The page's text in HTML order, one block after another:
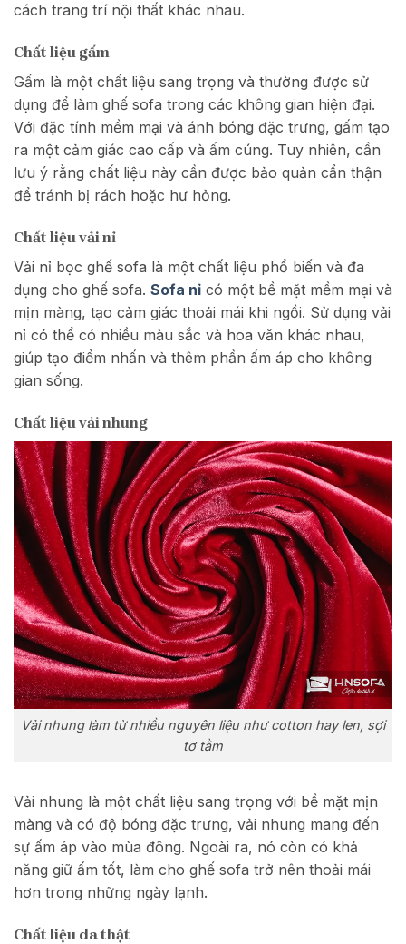
cách trang trí nội thất khác nhau.
Chất liệu gấm
Gấm là một chất liệu sang trọng và thường được sử
dụng để làm ghế sofa trong các không gian hiện đại.
Với đặc tính mềm mại và ánh bóng đặc trưng, gấm tạo
ra một cảm giác cao cấp và ấm cúng. Tuy nhiên, cần
lưu ý rằng chất liệu này cần được bảo quản cẩn thận
để tránh bị rách hoặc hư hỏng.
Chất liệu vải nỉ
Vải nỉ bọc ghế sofa là một chất liệu phổ biến và đa
dụng cho ghế sofa. Sofa nỉ có một bề mặt mềm mại và
mịn màng, tạo cảm giác thoải mái khi ngồi. Sử dụng vải
nỉ có thể có nhiều màu sắc và hoa văn khác nhau,
giúp tạo điểm nhấn và thêm phần ấm áp cho không
gian sống.
Chất liệu vải nhung
Vải nhung làm từ nhiều nguyên liệu như cotton hay len, sợi
tơ tằm
Vải nhung là một chất liệu sang trọng với bề mặt mịn
màng và có độ bóng đặc trưng, vải nhung mang đến
sự ấm áp vào mùa đông. Ngoài ra, nó còn có khả
năng giữ ấm tốt, làm cho ghế sofa trở nên thoải mái
hơn trong những ngày lạnh.
Chất liệu da thật